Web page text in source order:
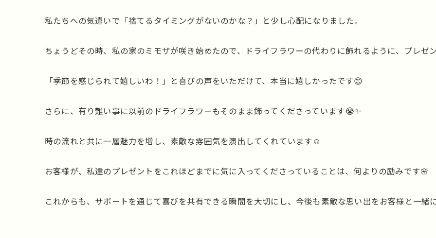
私たちへの気遣いで「捨てるタイミングがないのかな？」と少し心配になりました。
ちょうどその時、私の家のミモザが咲き始めたので、ドライフラワーの代わりに飾れるように、プレゼ
「季節を感じられて嬉しいわ！」と喜びの声をいただけて、本当に嬉しかったです😊
さらに、有り難い事に以前のドライフラワーもそのまま飾ってくださっています😭✨
時の流れと共に一層魅力を増し、素敵な雰囲気を演出してくれています☺️
お客様が、私達のプレゼントをこれほどまでに気に入ってくださっていることは、何よりの励みです🌸
これからも、サポートを通じて喜びを共有できる瞬間を大切にし、今後も素敵な思い出をお客様と一緒